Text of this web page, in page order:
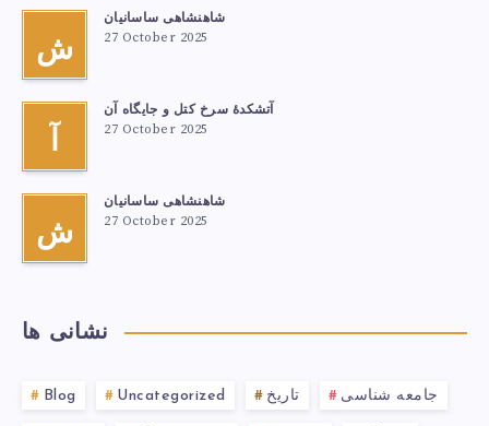
ش
شاهنشاهی ساسانیان
27 October 2025
آ
آتشكدهٔ سرخ‌ کتل و جایگاه آن
27 October 2025
ش
شاهنشاهی ساسانیان
27 October 2025
نشانی ها
Blog Uncategorized تاریخ جامعه شناسی